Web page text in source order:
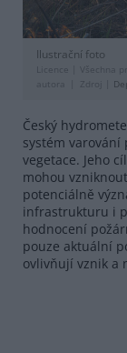
Ilustrační foto
Licence |
Všechna
autora
Zdroj |
Český
systém varování
vegetace. Jeho
mohou
potenciálně
infrastrukturu i
hodnocení
pouze aktuální
ovlivňují vznik a